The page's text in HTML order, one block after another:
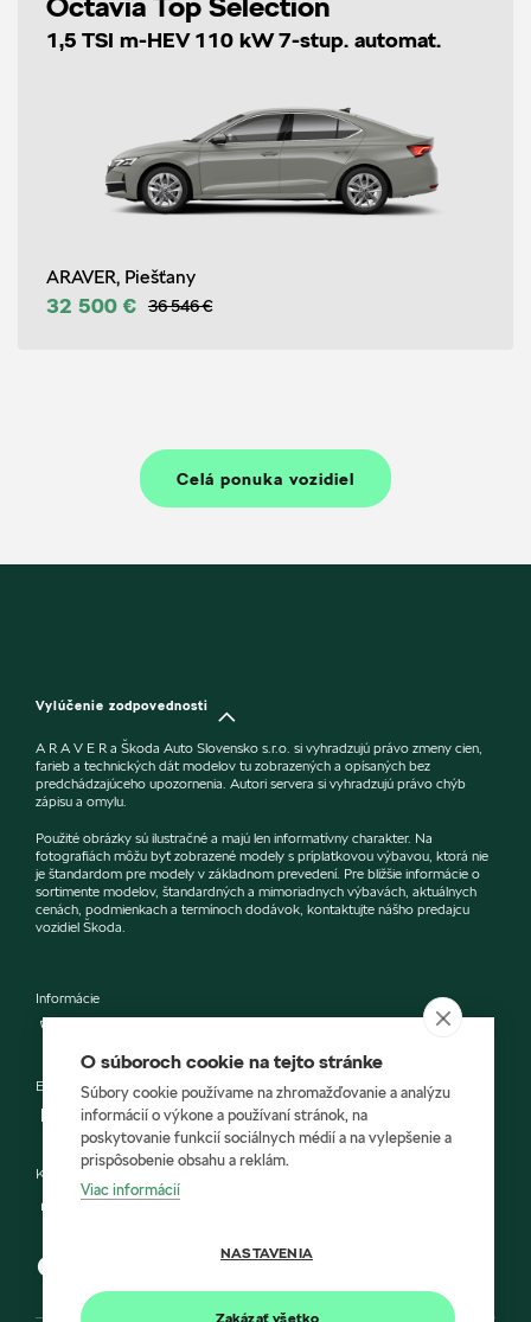
1,5 TSI m-HEV 110 kW 7-stup. automat.
ARAVER, Piešťany
32 500 € 36 546 €
Celá ponuka vozidiel
Vylúčenie zodpovednosti
A R A V E R a Škoda Auto Slovensko s.r.o. si vyhradzujú právo zmeny cien,
farieb a technických dát modelov tu zobrazených a opísaných bez
predchádzajúceho upozornenia. Autori servera si vyhradzujú právo chýb
zápisu a omylu.
Použité obrázky sú ilustračné a majú len informatívny charakter. Na
fotografiách môžu byť zobrazené modely s príplatkovou výbavou, ktorá nie
je štandardom pre modely v základnom prevedení. Pre bližšie informácie o
sortimente modelov, štandardných a mimoriadnych výbavách, aktuálnych
cenách, podmienkach a termínoch dodávok, kontaktujte nášho predajcu
vozidiel Škoda.
Informácie
E-mail
jana.jandova@araver.sk
Kontaktný formulár
Napíšte nám
O súboroch cookie na tejto stránke
Súbory cookie používame na zhromažďovanie a analýzu
informácií o výkone a používaní stránok, na
poskytovanie funkcií sociálnych médií a na vylepšenie a
prispôsobenie obsahu a reklám.
Viac informácií
NASTAVENIA
Zakázať všetko